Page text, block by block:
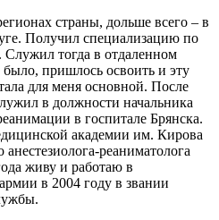
страны, дольше всего – в
Получил специализацию по
Служил тогда в отдаленном
было, пришлось освоить и эту
для меня основной. После
в должности начальника
в госпитале Брянска.
академии им. Кирова
реаниматолога
живу и работаю в
в 2004 году в звании